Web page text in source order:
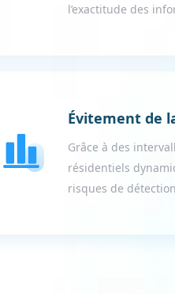
l’exactitude des
Évitement de
Grâce à des
résidentiels
risques de